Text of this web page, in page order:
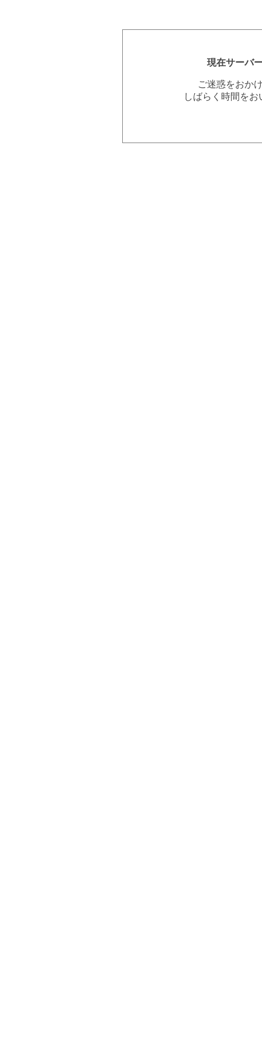
現在サーバ
ご迷惑をおか
しばらく時間を